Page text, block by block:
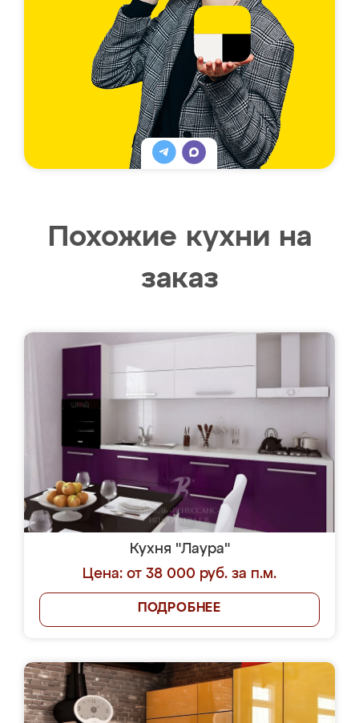
Похожие кухни на
заказ
Кухня "Лаура"
Цена: от 38 000 руб. за п.м.
ПОДРОБНЕЕ